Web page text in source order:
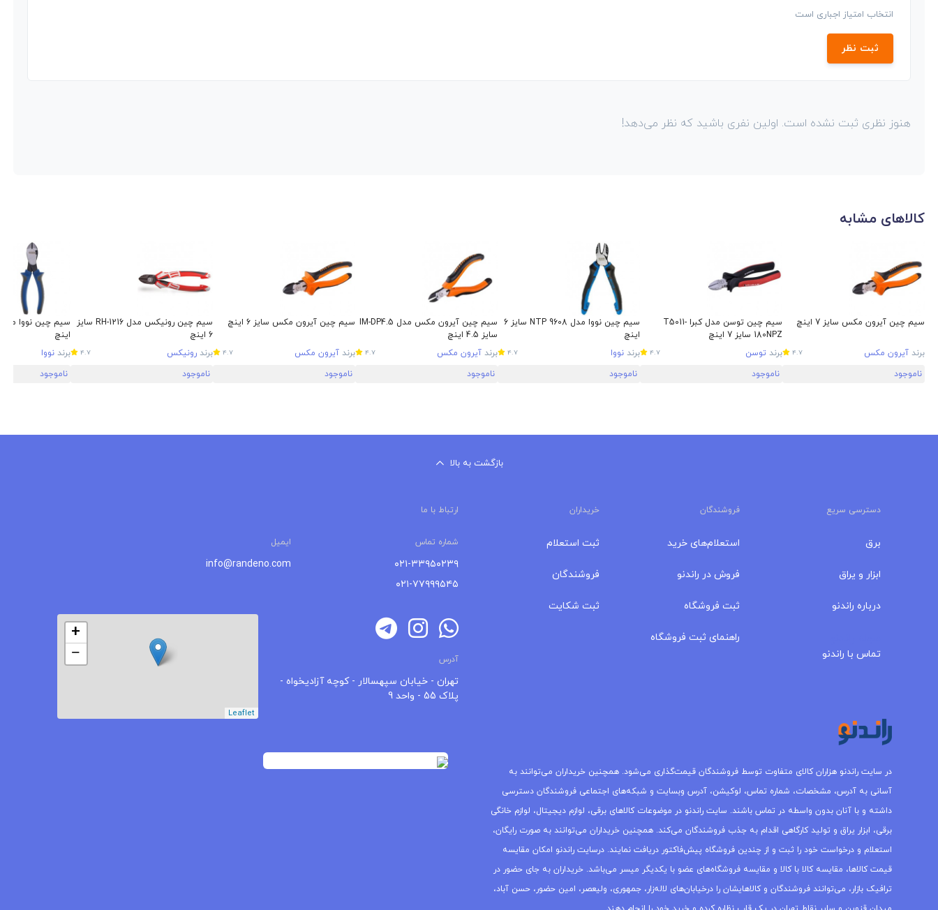
انتخاب امتیاز اجباری است
ثبت نظر
هنوز نظری ثبت نشده است. اولین نفری باشید که نظر می‌دهد!
کالاهای مشابه
سیم چین آیرون مکس سایز 7 اینچ
برند آیرون مکس 4.7
ناموجود
سیم چین توسن مدل کبرا T5011-
180NPZ سایز 7 اینچ
برند توسن 4.7
ناموجود
سیم چین نووا مدل NTP 9608 سایز 6
اینچ
برند نووا 4.7
ناموجود
سیم چین آیرون مکس مدل IM-DP4.5
سایز 4.5 اینچ
برند آیرون مکس 4.7
ناموجود
سیم چین آیرون مکس سایز 6 اینچ
برند آیرون مکس 4.7
ناموجود
سیم چین رونیکس مدل RH-1216 سایز
6 اینچ
برند رونیکس 4.7
ناموجود
اینچ
برند نووا
ناموجود
بازگشت به بالا
دسترسی سریع فروشندگان خریداران ارتباط با ما
برق
ابزار و یراق
درباره‌ راندنو
تماس با راندنو
استعلام‌های خرید
فروش در راندنو
ثبت فروشگاه
راهنمای ثبت فروشگاه
ثبت استعلام
فروشندگان
ثبت شکایت
شماره تماس ایمیل
۰۲۱-۳۳۹۵۰۲۳۹
۰۲۱-۷۷۹۹۹۵۴۵
info@randeno.com
آدرس
تهران - خیابان سپهسالار - کوچه آزادیخواه -
پلاک 55 - واحد 9
+
−
Leaflet
در سایت راندنو هزاران کالای متفاوت توسط فروشندگان قیمت‌گذاری می‌شود. همچنین خریداران می‌توانند به
آسانی به آدرس، مشخصات، شماره تماس، لوکیشن، آدرس وبسایت و شبکه‌های اجتماعی فروشندگان دسترسی
داشته و با آنان بدون واسطه در تماس باشند. سایت راندنو در موضوعات کالاهای برقی، لوازم دیجیتال، لوازم خانگی
برقی، ابزار یراق و تولید کارگاهی اقدام به جذب فروشندگان می‌کند. همچنین خریداران می‌توانند به صورت رایگان،
استعلام و درخواست خود را ثبت و از چندین فروشگاه پیش‌فاکتور دریافت نمایند. درسایت راندنو امکان مقایسه
قیمت کالاها، مقایسه کالا با کالا و مقایسه فروشگاه‌های عضو با یکدیگر میسر می‌باشد. خریداران به جای حضور در
ترافیک بازار، می‌توانند فروشندگان و کالاهایشان را درخیابان‌های لاله‌زار، جمهوری، ولیعصر، امین حضور، حسن آباد،